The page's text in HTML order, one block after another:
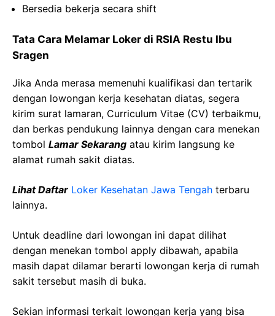
Bersedia bekerja secara shift
Tata Cara Melamar Loker di RSIA Restu Ibu
Sragen
Jika Anda merasa memenuhi kualifikasi dan tertarik
dengan lowongan kerja kesehatan diatas, segera
kirim surat lamaran, Curriculum Vitae (CV) terbaikmu,
dan berkas pendukung lainnya dengan cara menekan
tombol Lamar Sekarang atau kirim langsung ke
alamat rumah sakit diatas.
Lihat Daftar Loker Kesehatan Jawa Tengah terbaru
lainnya.
Untuk deadline dari lowongan ini dapat dilihat
dengan menekan tombol apply dibawah, apabila
masih dapat dilamar berarti lowongan kerja di rumah
sakit tersebut masih di buka.
Sekian informasi terkait lowongan kerja yang bisa